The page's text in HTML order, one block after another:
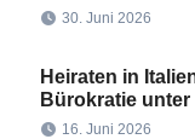
30. Juni 2026
Heiraten in
Bürokratie unter
16. Juni 2026